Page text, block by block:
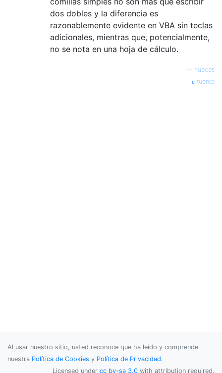
dos dobles y la diferencia es
razonablemente evidente en VBA sin teclas
adicionales, mientras que, potencialmente,
no se nota en una hoja de cálculo.
nueces
fuente
Al usar nuestro sitio, usted reconoce que ha leído y comprende
nuestra Política de Cookies y Política de Privacidad.
Licensed under cc by-sa 3.0 with attribution required.